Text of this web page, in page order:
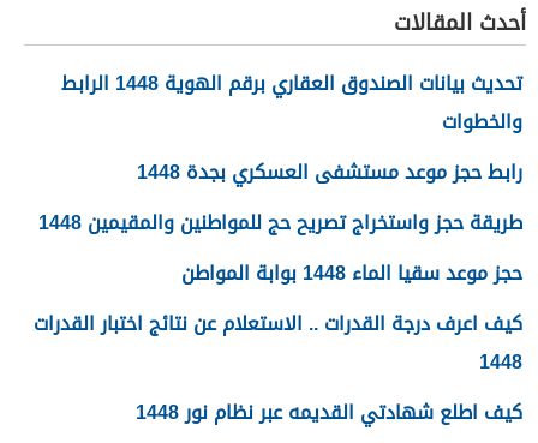
1448
أحدث المقالات
تحديث بيانات الصندوق العقاري برقم الهوية 1448 الرابط
والخطوات
رابط حجز موعد مستشفى العسكري بجدة 1448
طريقة حجز واستخراج تصريح حج للمواطنين والمقيمين 1448
حجز موعد سقيا الماء 1448 بوابة المواطن
كيف اعرف درجة القدرات .. الاستعلام عن نتائج اختبار القدرات
1448
كيف اطلع شهادتي القديمه عبر نظام نور 1448